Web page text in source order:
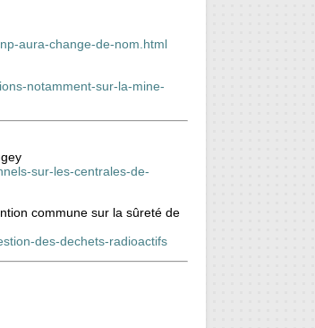
aura-change-de-nom.html
notamment-sur-la-mine-
sur-les-centrales-de-
commune sur la sûreté de
des-dechets-radioactifs